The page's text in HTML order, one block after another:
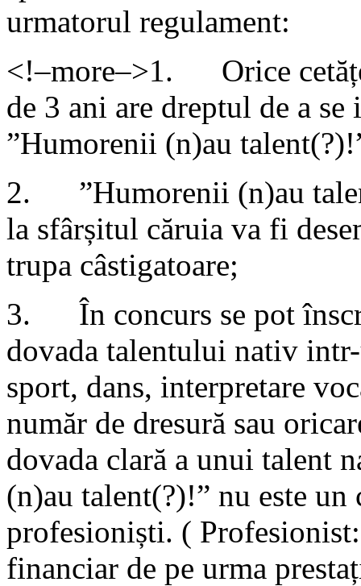
urmatorul regulament:
<!–more–>1. Orice
de 3 ani are dreptul de a
”Humorenii (n)au
2. ”Humorenii (n)au
la sfârșitul căruia va fi
trupa câstigatoare;
3. În concurs se pot
dovada talentului nativ
sport, dans, interpretare
număr de dresură sau
dovada clară a unui talent
(n)au talent(?)!” nu este un
profesioniști. (
financiar de pe urma